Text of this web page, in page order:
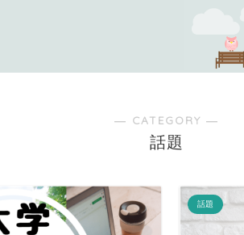
― CATEGORY ―
話題
話題